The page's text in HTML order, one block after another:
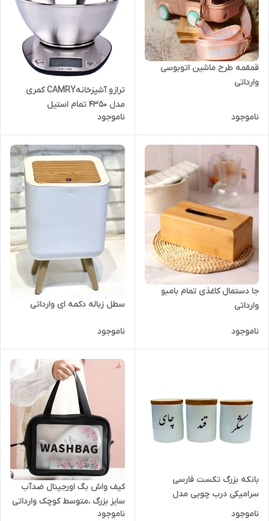
قمقمه طرح ماشین اتوبوسی
وارداتی
ناموجود
ترازو آشپزخانهCAMRY کمری
مدل 4350 تمام استیل
ناموجود
جا دستمال کاغذی تمام بامبو
وارداتی
ناموجود
سطل زباله دکمه ای وارداتی
ناموجود
بانکه بزرگ تکست فارسی
سرامیکی درب چوبی مدل
چای،شکر،قند
ناموجود
کیف واش بگ اورجینال ضدآب
سایز بزرگ ،متوسط کوچک وارداتی
ناموجود